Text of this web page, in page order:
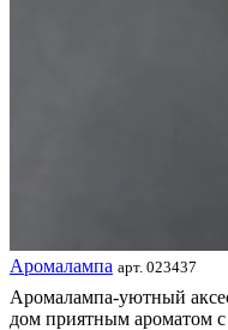
Аромалампа арт. 023437
Аромалампа-уютный
дом приятным ароматом